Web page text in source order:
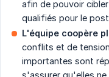
afin de pouvoir
qualifiés pour le
L'équipe coopère
conflits et de
importantes sont
s'assurer qu'elles